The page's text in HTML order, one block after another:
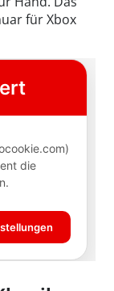
für Xbox